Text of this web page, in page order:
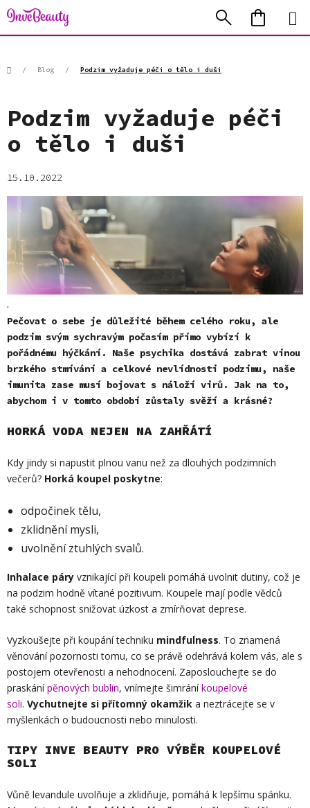
Přejít
na
obsah
Hledat
KOŠÍK
Domů/ Blog / Podzim vyžaduje péči o tělo i duši
Podzim vyžaduje péči
o tělo i duši
15.10.2022
.
Pečovat o sebe je důležité během celého roku, ale
podzim svým sychravým počasím přímo vybízí k
pořádnému hýčkání. Naše psychika dostává zabrat vinou
brzkého stmívání a celkové nevlídnosti podzimu, naše
imunita zase musí bojovat s náloží virů. Jak na to,
abychom i v tomto období zůstaly svěží a krásné?
HORKÁ VODA NEJEN NA ZAHŘÁTÍ
Kdy jindy si napustit plnou vanu než za dlouhých podzimních
večerů? Horká koupel poskytne:
odpočinek tělu,
zklidnění mysli,
uvolnění ztuhlých svalů.
Inhalace páry vznikající při koupeli pomáhá uvolnit dutiny, což je
na podzim hodně vítané pozitivum. Koupele mají podle vědců
také schopnost snižovat úzkost a zmírňovat deprese.
Vyzkoušejte při koupání techniku mindfulness. To znamená
věnování pozornosti tomu, co se právě odehrává kolem vás, ale s
postojem otevřenosti a nehodnocení. Zaposlouchejte se do
praskánípěnových bublin, vnímejte šimráníkoupelové
soli. Vychutnejte si přítomný okamžik a neztrácejte se v
myšlenkách o budoucnosti nebo minulosti.
TIPY INVE BEAUTY PRO VÝBĚR KOUPELOVÉ
SOLI
Vůně levandule uvolňuje a zklidňuje, pomáhá k lepšímu spánku.